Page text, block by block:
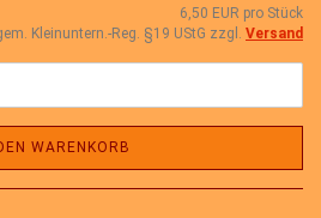
6,50 EUR pro Stück
Kleinuntern.-Reg. §19 UStG zzgl. Versand
WARENKORB